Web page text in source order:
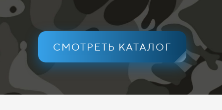
СМОТРЕТЬ КАТАЛОГ